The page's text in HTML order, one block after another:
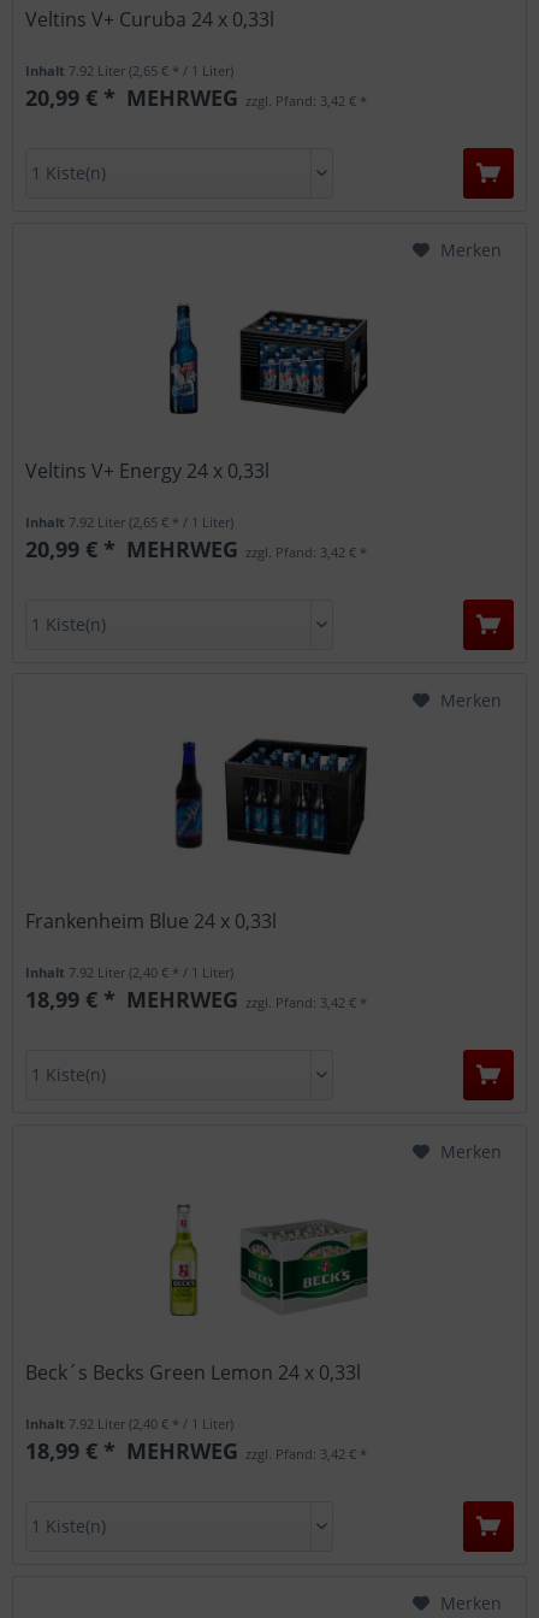
Veltins V+ Curuba 24 x 0,33l
Inhalt 7.92 Liter(2,65 € * / 1 Liter)
20,99 € * MEHRWEG zzgl. Pfand: 3,42 € *
Veltins V+ Energy 24 x 0,33l
Inhalt 7.92 Liter(2,65 € * / 1 Liter)
20,99 € * MEHRWEG zzgl. Pfand: 3,42 € *
Merken
Frankenheim Blue 24 x 0,33l
Inhalt 7.92 Liter(2,40 € * / 1 Liter)
18,99 € * MEHRWEG zzgl. Pfand: 3,42 € *
Merken
Beck´s Becks Green Lemon 24 x 0,33l
Inhalt 7.92 Liter(2,40 € * / 1 Liter)
18,99 € * MEHRWEG zzgl. Pfand: 3,42 € *
Merken
Merken